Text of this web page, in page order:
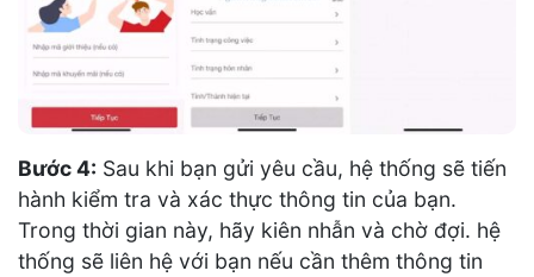
Bước 4: Sau khi bạn gửi yêu cầu, hệ thống sẽ tiến
hành kiểm tra và xác thực thông tin của bạn.
Trong thời gian này, hãy kiên nhẫn và chờ đợi. hệ
thống sẽ liên hệ với bạn nếu cần thêm thông tin